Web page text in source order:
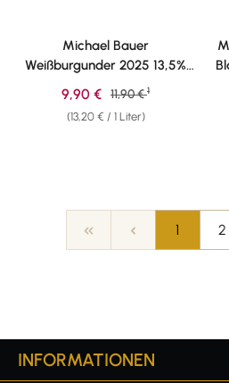
Michael Bauer
Weißburgunder 2025 13,5%
vol. 0,75l
(13,20 € / 1 Liter)
Verkaufspreis:
9,90 € Regulärer Preis:
11,90 € 1
Seite
1 2
INFORMATIONEN